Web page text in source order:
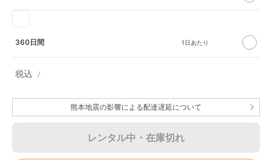
360日間
熊本地震の影響による配達遅延について
レンタル中・在庫切れ